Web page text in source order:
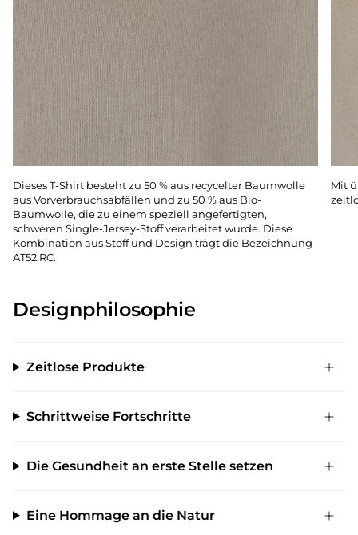
Dieses T-Shirt besteht zu 50 % aus recycelter Baumwolle
aus Vorverbrauchsabfällen und zu 50 % aus Bio-
Baumwolle, die zu einem speziell angefertigten,
schweren Single-Jersey-Stoff verarbeitet wurde. Diese
Kombination aus Stoff und Design trägt die Bezeichnung
AT52.RC.
Mit
Designphilosophie
Zeitlose Produkte
Schrittweise Fortschritte
Die Gesundheit an erste Stelle setzen
Eine Hommage an die Natur